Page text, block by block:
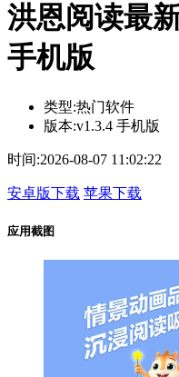
洪恩阅读最
手机版
类型:热门软件
版本:v1.3.4 手机版
时间:2026-08-07 11:02:22
安卓版下载 苹果下载
应用截图